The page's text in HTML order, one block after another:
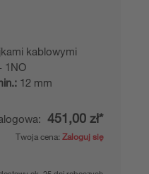
kablowymi
1NO
12 mm
451,00 zł*
Twoja cena: Zaloguj się